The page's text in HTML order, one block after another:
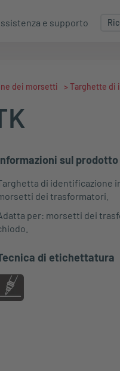
e supporto
dei morsetti >Targhette di
sul prodotto
di identificazione
dei trasformatori.
per: morsetti dei
di etichettatura